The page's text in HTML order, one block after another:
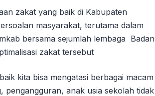
zakat yang baik di Kabupaten
masyarakat, terutama dalam
bersama sejumlah lembaga Badan
zakat tersebut
kita bisa mengatasi berbagai macam
pengangguran, anak usia sekolah tidak